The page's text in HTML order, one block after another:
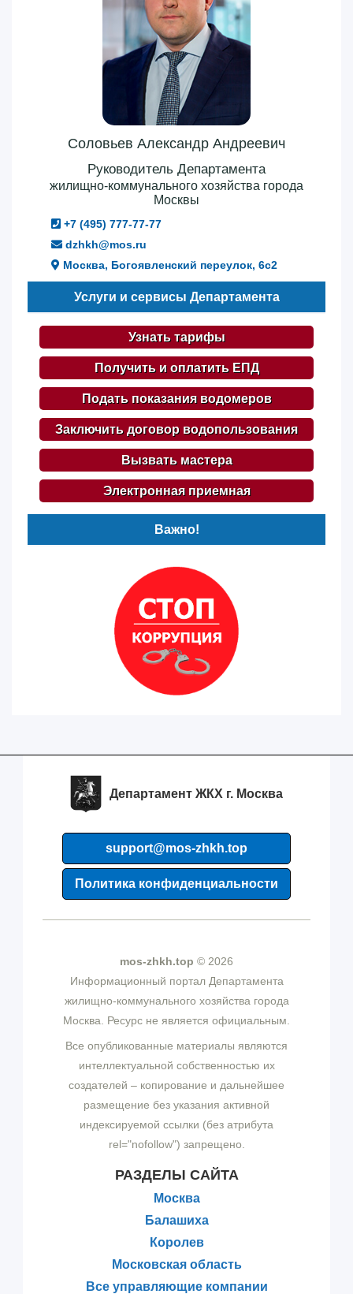
Соловьев Александр Андреевич
Руководитель Департамента
жилищно-коммунального хозяйства города
Москвы
+7 (495) 777-77-77
dzhkh@mos.ru
Москва, Богоявленский переулок, 6с2
Услуги и сервисы Департамента
Узнать тарифы
Получить и оплатить ЕПД
Подать показания водомеров
Заключить договор водопользования
Вызвать мастера
Электронная приемная
Важно!
Департамент ЖКХ г. Москва
support@mos-zhkh.top
Политика конфиденциальности
mos-zhkh.top © 2026
Информационный портал Департамента
жилищно-коммунального хозяйства города
Москва. Ресурс не является официальным.
Все опубликованные материалы являются
интеллектуальной собственностью их
создателей – копирование и дальнейшее
размещение без указания активной
индексируемой ссылки (без атрибута
rel="nofollow") запрещено.
РАЗДЕЛЫ САЙТА
Москва
Балашиха
Королев
Московская область
Все управляющие компании